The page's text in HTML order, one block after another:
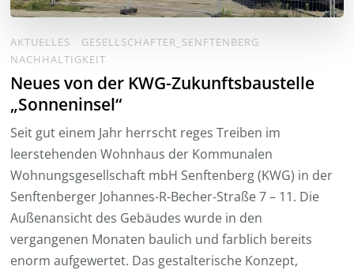
AKTUELLES
GESELLSCHAFTER_SENFTENBERG
NACHHALTIGKEIT
Neues von der KWG-Zukunftsbaustelle
„Sonneninsel“
Seit gut einem Jahr herrscht reges Treiben im
leerstehenden Wohnhaus der Kommunalen
Wohnungsgesellschaft mbH Senftenberg (KWG) in der
Senftenberger Johannes-R-Becher-Straße 7 – 11. Die
Außenansicht des Gebäudes wurde in den
vergangenen Monaten baulich und farblich bereits
enorm aufgewertet. Das gestalterische Konzept,